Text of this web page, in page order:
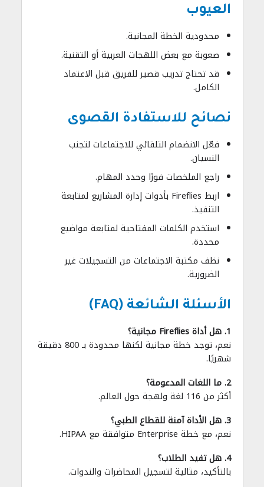
العيوب
محدودية الخطة المجانية.
صعوبة مع بعض اللهجات العربية أو التقنية.
قد تحتاج تدريب قصير للفريق قبل الاعتماد
الكامل.
نصائح للاستفادة القصوى
فعّل الانضمام التلقائي للاجتماعات لتجنب
النسيان.
راجع الملخصات فورًا وحدد المهام.
اربط Fireflies بأدوات إدارة المشاريع لمتابعة
التنفيذ.
استخدم الكلمات المفتاحية لمتابعة مواضيع
محددة.
نظف مكتبة الاجتماعات من التسجيلات غير
الضرورية.
الأسئلة الشائعة (FAQ)
1. هل أداة Fireflies مجانية؟
نعم، توجد خطة مجانية لكنها محدودة بـ 800 دقيقة
شهريًا.
2. ما اللغات المدعومة؟
أكثر من 116 لغة ولهجة حول العالم.
3. هل الأداة آمنة للقطاع الطبي؟
نعم، مع خطة Enterprise متوافقة مع HIPAA.
4. هل تفيد الطلاب؟
بالتأكيد، مثالية لتسجيل المحاضرات والندوات.